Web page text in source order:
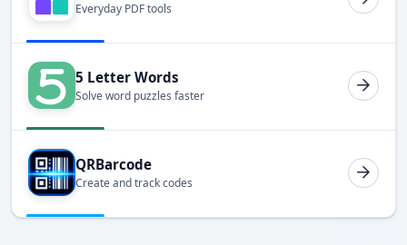
Everyday PDF tools
5 Letter Words
Solve word puzzles faster
QRBarcode
Create and track codes